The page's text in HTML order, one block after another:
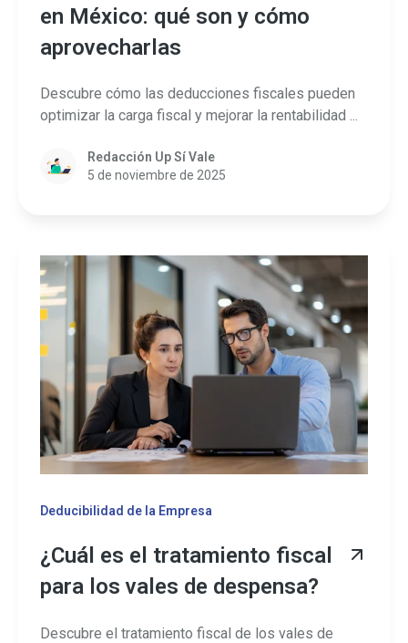
en México: qué son y cómo
aprovecharlas
Descubre cómo las deducciones fiscales pueden
optimizar la carga fiscal y mejorar la rentabilidad ...
Redacción Up Sí Vale
5 de noviembre de 2025
Deducibilidad de la Empresa
¿Cuál es el tratamiento fiscal
para los vales de despensa?
Descubre el tratamiento fiscal de los vales de